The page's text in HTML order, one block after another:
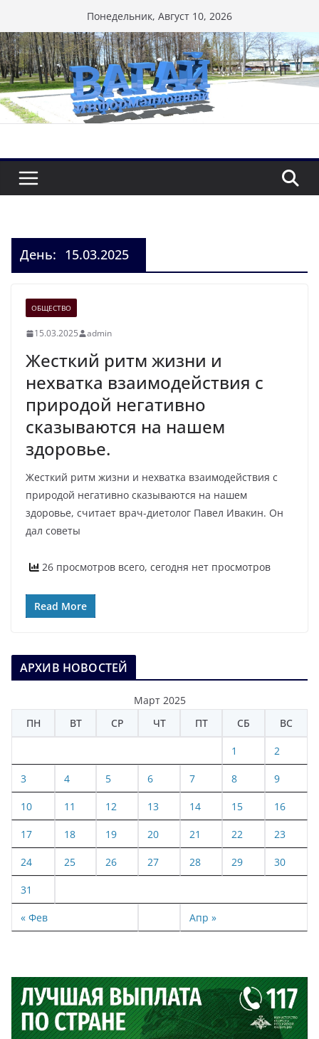
к
содержимому
Понедельник, Август 10, 2026
День: 15.03.2025
ОБЩЕСТВО
15.03.2025 admin
Жесткий ритм жизни и
нехватка взаимодействия с
природой негативно
сказываются на нашем
здоровье.
Жесткий ритм жизни и нехватка взаимодействия с
природой негативно сказываются на нашем
здоровье, считает врач-диетолог Павел Ивакин. Он
дал советы
26 просмотров всего, сегодня нет просмотров
Read More
АРХИВ НОВОСТЕЙ
Март 2025
ПН
ВТ СР ЧТ ПТ СБ ВС
« Фев Апр »
1 2
3 4 5 6 7 8 9
10 11 12 13 14 15 16
17 18 19 20 21 22 23
24 25 26 27 28 29 30
31